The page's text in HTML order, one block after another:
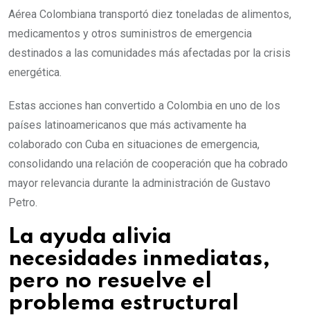
Aérea Colombiana transportó diez toneladas de alimentos,
medicamentos y otros suministros de emergencia
destinados a las comunidades más afectadas por la crisis
energética.
Estas acciones han convertido a Colombia en uno de los
países latinoamericanos que más activamente ha
colaborado con Cuba en situaciones de emergencia,
consolidando una relación de cooperación que ha cobrado
mayor relevancia durante la administración de Gustavo
Petro.
La ayuda alivia
necesidades inmediatas,
pero no resuelve el
problema estructural